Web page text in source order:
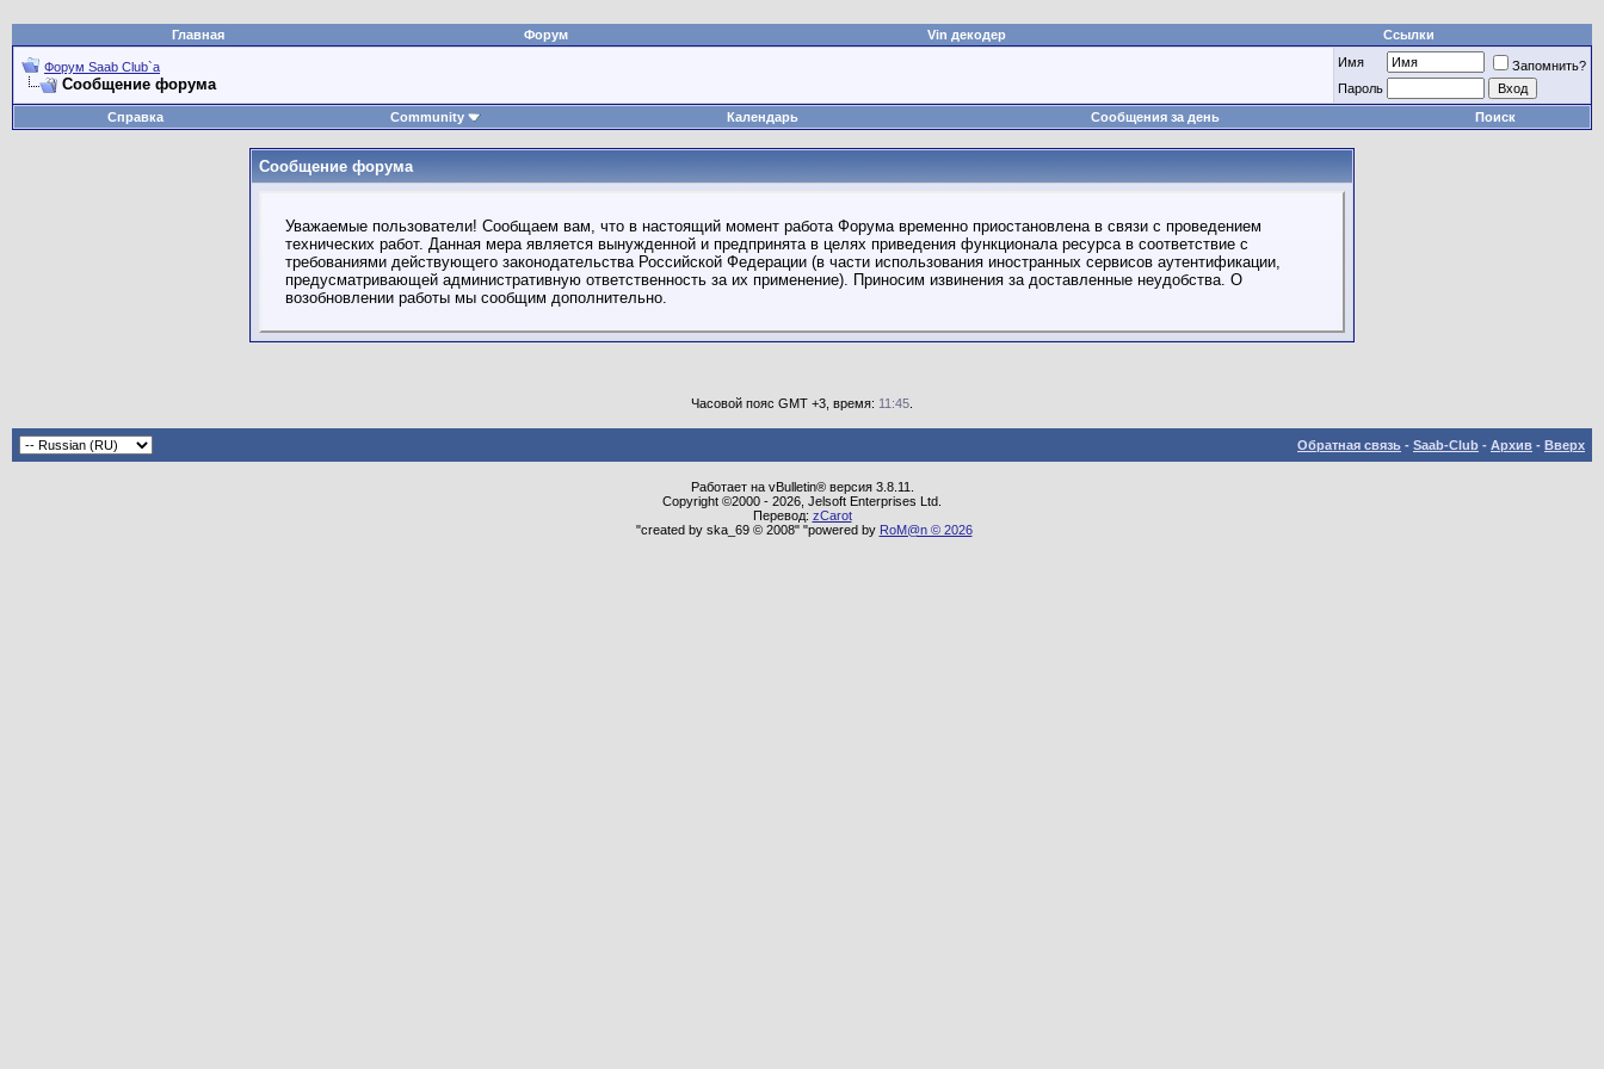
Главная Форум Vin декодер Ссылки
Форум Saab Club`а
Сообщение форума
Имя
Запомнить?
Пароль
Справка
Community Календарь Сообщения за день Поиск
Сообщение форума
Уважаемые пользователи! Сообщаем вам, что в настоящий момент работа Форума временно приостановлена в связи с проведением
технических работ. Данная мера является вынужденной и предпринята в целях приведения функционала ресурса в соответствие с
требованиями действующего законодательства Российской Федерации (в части использования иностранных сервисов аутентификации,
предусматривающей административную ответственность за их применение). Приносим извинения за доставленные неудобства. О
возобновлении работы мы сообщим дополнительно.
Часовой пояс GMT +3, время: 11:45
Обратная связь - Saab-Club - Архив - Вверх
Работает на vBulletin® версия 3.8.11.
Copyright ©2000 - 2026, Jelsoft Enterprises Ltd.
Перевод: zCarot
"created by ska_69 © 2008" "powered by RoM@n © 2026